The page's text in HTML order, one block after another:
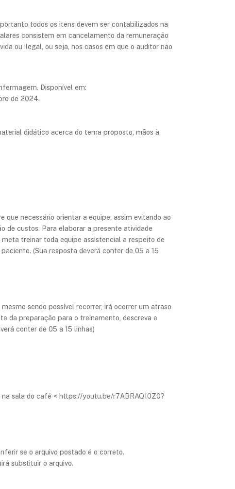
todos os itens devem ser contabilizados na
consistem em cancelamento da remuneração
ou ilegal, ou seja, nos casos em que o auditor não
Disponível em:
de 2024.
didático acerca do tema proposto, mãos à
necessário orientar a equipe, assim evitando ao
de custos. Para elaborar a presente atividade
treinar toda equipe assistencial a respeito de
(Sua resposta deverá conter de 05 a 15
sendo possível recorrer, irá ocorrer um atraso
da preparação para o treinamento, descreva e
conter de 05 a 15 linhas)
sala do café < https://youtu.be/r7ABRAQ10Z0?
se o arquivo postado é o correto.
substituir o arquivo.